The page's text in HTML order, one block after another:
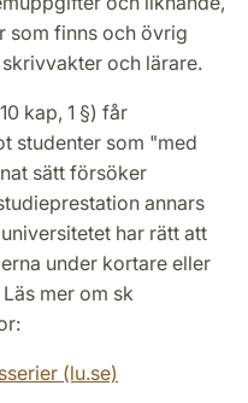
som finns och övrig
och lärare.
kap, 1 §) får
studenter som "med
sätt försöker
annars
har rätt att
under kortare eller
mer om sk
(lu.se)